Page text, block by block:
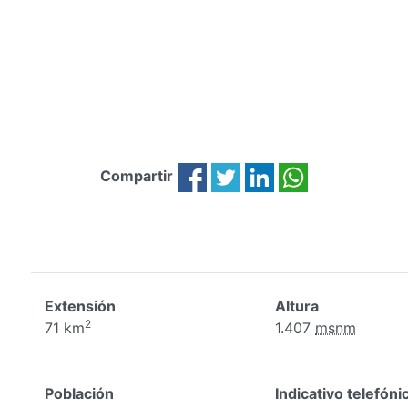
Compartir
Extensión
71 km2
Altura
1.407 msnm
Población
Indicativo